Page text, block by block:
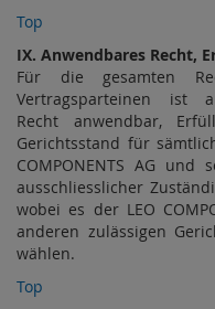
Top
IX. Anwendbares Recht,
Für die gesamten
Vertragsparteinen ist
Recht anwendbar,
Gerichtsstand für
COMPONENTS AG und
ausschliesslicher
wobei es der LEO
anderen zulässigen
wählen.
Top